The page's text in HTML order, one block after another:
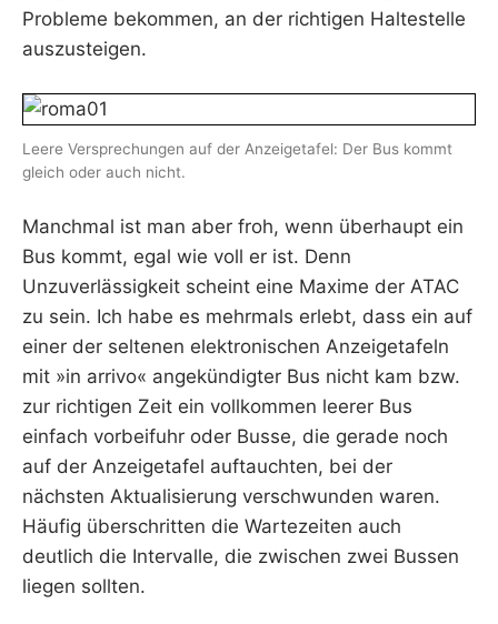
Probleme bekommen, an der richtigen Haltestelle
auszusteigen.
Leere Versprechungen auf der Anzeigetafel: Der Bus kommt
gleich oder auch nicht.
Manchmal ist man aber froh, wenn überhaupt ein
Bus kommt, egal wie voll er ist. Denn
Unzuverlässigkeit scheint eine Maxime der ATAC
zu sein. Ich habe es mehrmals erlebt, dass ein auf
einer der seltenen elektronischen Anzeigetafeln
mit »in arrivo« angekündigter Bus nicht kam bzw.
zur richtigen Zeit ein vollkommen leerer Bus
einfach vorbeifuhr oder Busse, die gerade noch
auf der Anzeigetafel auftauchten, bei der
nächsten Aktualisierung verschwunden waren.
Häufig überschritten die Wartezeiten auch
deutlich die Intervalle, die zwischen zwei Bussen
liegen sollten.